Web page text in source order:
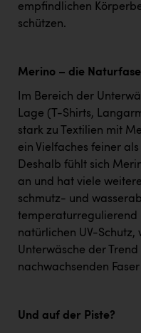
empfindlichen
schützen.
Merino – die
Im Bereich der
Lage (T-Shirts,
stark zu Textilien mit
ein Vielfaches feiner
Deshalb fühlt sich
an und hat viele
schmutz- und
temperaturregulierend
natürlichen UV-Schutz,
Unterwäsche der
nachwachsenden
Und auf der Piste?